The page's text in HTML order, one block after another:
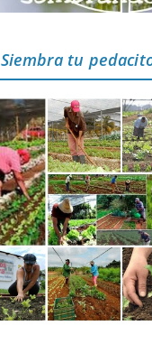
Siembra tu